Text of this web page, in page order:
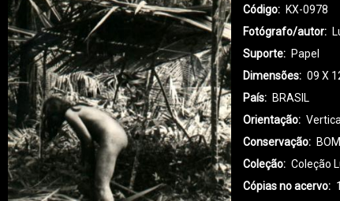
Código
KX-0978
Fotógrafo/autor
Suporte
Papel
Dimensões
09 X
País
BRASIL
Orientação
Vertical
Conservação
BOM
Coleção
Coleção
Cópias no acervo
1